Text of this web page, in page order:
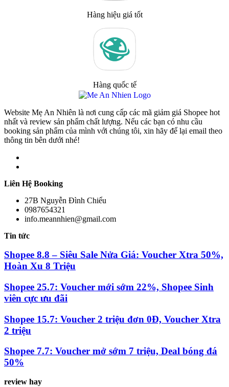
Hàng hiệu giá tốt
Hàng quốc tế
Website Mẹ An Nhiên là nơi cung cấp các mã giảm giá Shopee hot
nhất và review sản phẩm chất lượng. Nếu các bạn có nhu cầu
booking sản phẩm của mình với chúng tôi, xin hãy để lại email theo
thông tin bên dưới nhé!
Liên Hệ Booking
27B Nguyễn Đình Chiểu
0987654321
info.meannhien@gmail.com
Tin tức
Shopee 8.8 – Siêu Sale Nửa Giá: Voucher Xtra 50%,
Hoàn Xu 8 Triệu
Shopee 25.7: Voucher mới sớm 22%, Shopee Sinh
viên cực ưu đãi
Shopee 15.7: Voucher 2 triệu đơn 0Đ, Voucher Xtra
2 triệu
Shopee 7.7: Voucher mở sớm 7 triệu, Deal bóng đá
50%
review hay